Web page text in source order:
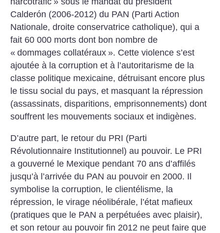
Calderón (2006-2012) du PAN (Parti Action
Nationale, droite conservatrice catholique), qui a
fait 60 000 morts dont bon nombre de
« dommages collatéraux ». Cette violence s’est
ajoutée à la corruption et à l’autoritarisme de la
classe politique mexicaine, détruisant encore plus
le tissu social du pays, et masquant la répression
(assassinats, disparitions, emprisonnements) dont
souffrent les mouvements sociaux et indigènes.
D’autre part, le retour du PRI (Parti
Révolutionnaire Institutionnel) au pouvoir. Le PRI
a gouverné le Mexique pendant 70 ans d’affilés
jusqu’à l’arrivée du PAN au pouvoir en 2000. Il
symbolise la corruption, le clientélisme, la
répression, le virage néolibérale, l’état mafieux
(pratiques que le PAN a perpétuées avec plaisir),
et son retour au pouvoir fin 2012 ne peut faire que